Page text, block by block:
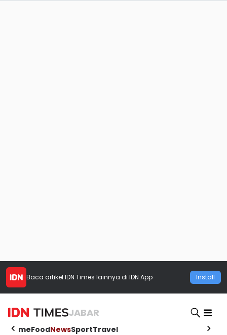
Baca artikel IDN Times lainnya di IDN App Install
JABAR
HomeFoodNewsSportTravel